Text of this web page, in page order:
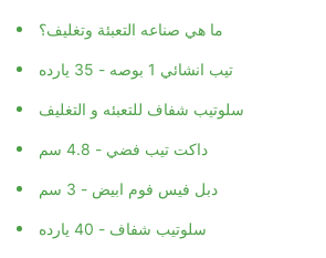
ما هي صناعه التعبئة وتغليف؟
تيب انشائي 1 بوصه - 35 يارده
سلوتيب شفاف للتعبئه و التغليف
داكت تيب فضي - 4.8 سم
دبل فيس فوم ابيض - 3 سم
سلوتيب شفاف - 40 يارده